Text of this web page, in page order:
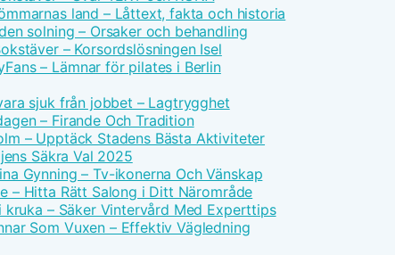
land – Låttext, fakta och historia
solning – Orsaker och behandling
– Korsordslösningen Isel
– Lämnar för pilates i Berlin
sjuk från jobbet – Lagtrygghet
– Firande Och Tradition
– Upptäck Stadens Bästa Aktiviteter
Säkra Val 2025
Gynning – Tv-ikonerna Och Vänskap
– Hitta Rätt Salong i Ditt Närområde
kruka – Säker Vintervård Med Experttips
Som Vuxen – Effektiv Vägledning